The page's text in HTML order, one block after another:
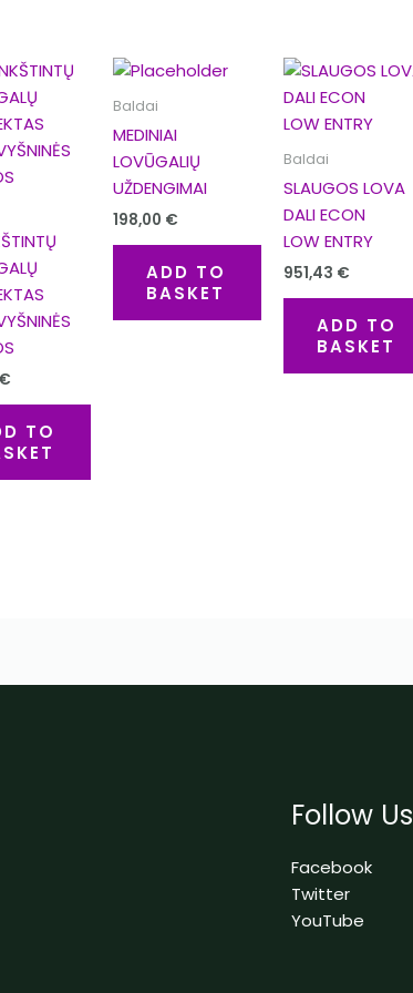
€
TO
Baldai
MEDINIAI
LOVŪGALIŲ
UŽDENGIMAI
198,00 €
ADD TO
BASKET
Baldai
SLAUGOS LOVA
DALI ECON
LOW ENTRY
951,43 €
ADD TO
BASKET
Follow Us
Facebook
Twitter
YouTube